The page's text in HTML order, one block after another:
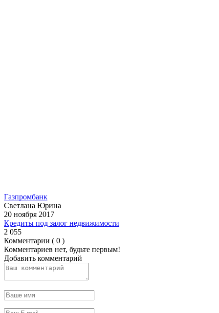
Газпромбанк
Светлана Юрина
20 ноября 2017
Кредиты под залог недвижимости
2 055
Комментарии ( 0 )
Комментариев нет, будьте первым!
Добавить комментарий